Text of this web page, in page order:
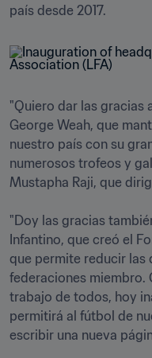
país desde 2017.
"Quiero dar las gracias
George Weah, que
nuestro país con su
numerosos trofeos y
Mustapha Raji, que
"Doy las gracias
Infantino, que creó el
que permite reducir las
federaciones miembro.
trabajo de todos, hoy
permitirá al fútbol de
escribir una nueva